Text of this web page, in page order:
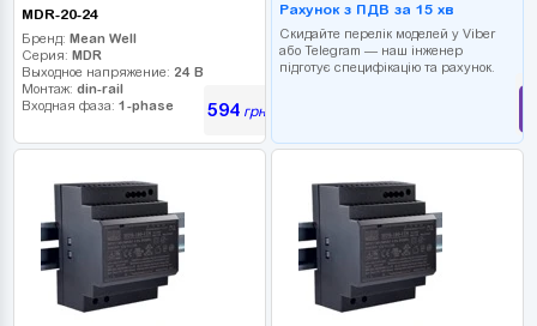
MDR-20-24
Бренд: Mean Well
Серия: MDR
Выходное напряжение: 24 В
Монтаж: din-rail
Входная фаза: 1-phase 594грн
Рахунок з ПДВ за 15 хв
Скидайте перелік моделей у Viber
або Telegram — наш інженер
підготує специфікацію та рахунок.